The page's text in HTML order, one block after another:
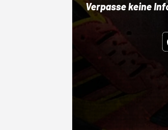
Verpasse keine